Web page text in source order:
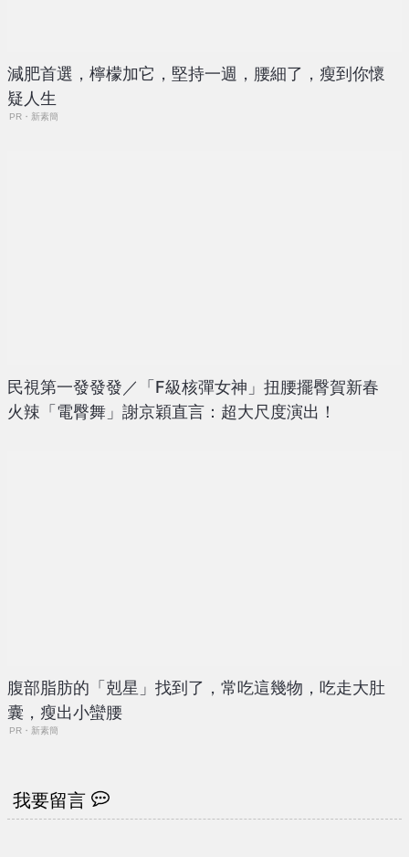
減肥首選，檸檬加它，堅持一週，腰細了，瘦到你懷
疑人生
PR・新素簡
民視第一發發發／「F級核彈女神」扭腰擺臀賀新春
火辣「電臀舞」謝京穎直言：超大尺度演出！
腹部脂肪的「剋星」找到了，常吃這幾物，吃走大肚
囊，瘦出小蠻腰
PR・新素簡
我要留言